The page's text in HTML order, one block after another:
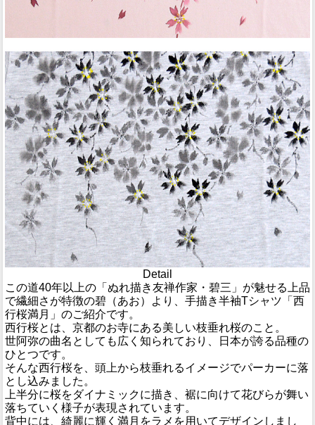
Detail
この道40年以上の「ぬれ描き友禅作家・碧三」が魅せる上品
で繊細さが特徴の碧（あお）より、手描き半袖Tシャツ「西
行桜満月」のご紹介です。
西行桜とは、京都のお寺にある美しい枝垂れ桜のこと。
世阿弥の曲名としても広く知られており、日本が誇る品種の
ひとつです。
そんな西行桜を、頭上から枝垂れるイメージでパーカーに落
とし込みました。
上半分に桜をダイナミックに描き、裾に向けて花びらが舞い
落ちていく様子が表現されています。
背中には、綺麗に輝く満月をラメを用いてデザインしまし